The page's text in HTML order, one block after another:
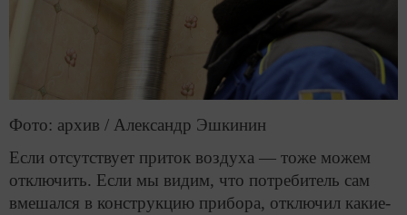
Фото: архив / Александр Эшкинин
Если отсутствует приток воздуха — тоже можем
отключить. Если мы видим, что потребитель сам
вмешался в конструкцию прибора, отключил какие-